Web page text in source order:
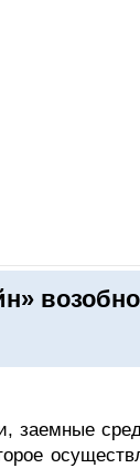
заемные